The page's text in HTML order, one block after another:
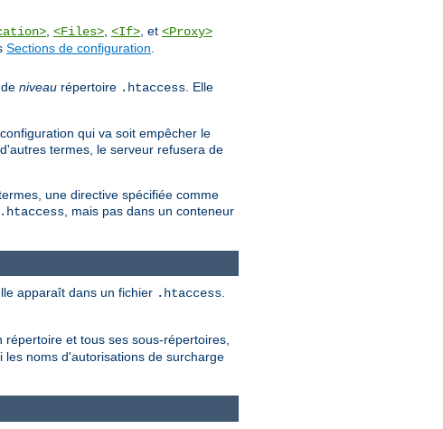
<Files> <If> , et <Proxy>
Sections de configuration
niveau répertoire .htaccess . Elle
qui va soit empêcher le
termes, le serveur refusera de
une directive spécifiée comme
.htaccess , mais pas dans un conteneur
apparaît dans un fichier .htaccess.
et tous ses sous-répertoires,
noms d'autorisations de surcharge